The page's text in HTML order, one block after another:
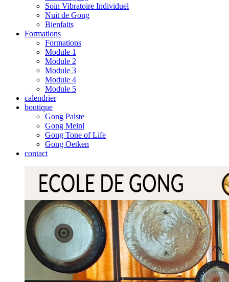
Soin Vibratoire Individuel
Nuit de Gong
Bienfaits
Formations
Formations
Module 1
Module 2
Module 3
Module 4
Module 5
calendrier
boutique
Gong Paiste
Gong Meinl
Gong Tone of Life
Gong Oetken
contact